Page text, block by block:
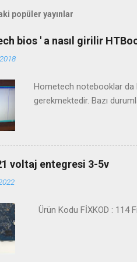
popüler yayınlar
bios ' a nasıl girilir
Hometech notebooklar da
gerekmektedir. Bazı
voltaj entegresi 3-5v
Ürün Kodu FİXKOD : 114